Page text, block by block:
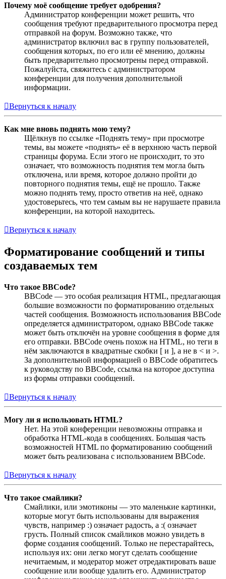
Почему моё сообщение требует одобрения?
Администратор конференции может решить, что
сообщения требуют предварительного просмотра перед
отправкой на форум. Возможно также, что
администратор включил вас в группу пользователей,
сообщения которых, по его или её мнению, должны
быть предварительно просмотрены перед отправкой.
Пожалуйста, свяжитесь с администратором
конференции для получения дополнительной
информации.
Вернуться к началу
Как мне вновь поднять мою тему?
Щёлкнув по ссылке «Поднять тему» при просмотре
темы, вы можете «поднять» её в верхнюю часть первой
страницы форума. Если этого не происходит, то это
означает, что возможность поднятия тем могла быть
отключена, или время, которое должно пройти до
повторного поднятия темы, ещё не прошло. Также
можно поднять тему, просто ответив на неё, однако
удостоверьтесь, что тем самым вы не нарушаете правила
конференции, на которой находитесь.
Вернуться к началу
Форматирование сообщений и типы
создаваемых тем
Что такое BBCode?
BBCode — это особая реализация HTML, предлагающая
большие возможности по форматированию отдельных
частей сообщения. Возможность использования BBCode
определяется администратором, однако BBCode также
может быть отключён на уровне сообщения в форме для
его отправки. BBCode очень похож на HTML, но теги в
нём заключаются в квадратные скобки [ и ], а не в < и >.
За дополнительной информацией о BBCode обратитесь
к руководству по BBCode, ссылка на которое доступна
из формы отправки сообщений.
Вернуться к началу
Могу ли я использовать HTML?
Нет. На этой конференции невозможны отправка и
обработка HTML-кода в сообщениях. Большая часть
возможностей HTML по форматированию сообщений
может быть реализована с использованием BBCode.
Вернуться к началу
Что такое смайлики?
Смайлики, или эмотиконы — это маленькие картинки,
которые могут быть использованы для выражения
чувств, например :) означает радость, а :( означает
грусть. Полный список смайликов можно увидеть в
форме создания сообщений. Только не перестарайтесь,
используя их: они легко могут сделать сообщение
нечитаемым, и модератор может отредактировать ваше
сообщение или вообще удалить его. Администратор